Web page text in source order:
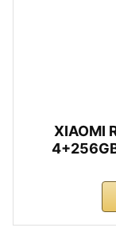
XIAOMI